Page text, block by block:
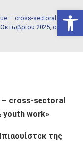
– cross-sectoral PBA
2025, στο
– cross-sectoral
youth work»
της